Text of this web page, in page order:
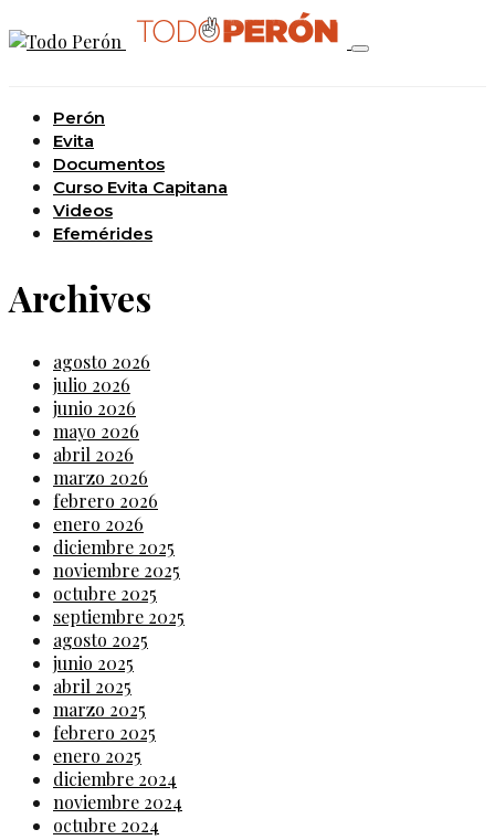
Perón
Evita
Documentos
Curso Evita Capitana
Videos
Efemérides
Archives
agosto 2026
julio 2026
junio 2026
mayo 2026
abril 2026
marzo 2026
febrero 2026
enero 2026
diciembre 2025
noviembre 2025
octubre 2025
septiembre 2025
agosto 2025
junio 2025
abril 2025
marzo 2025
febrero 2025
enero 2025
diciembre 2024
noviembre 2024
octubre 2024